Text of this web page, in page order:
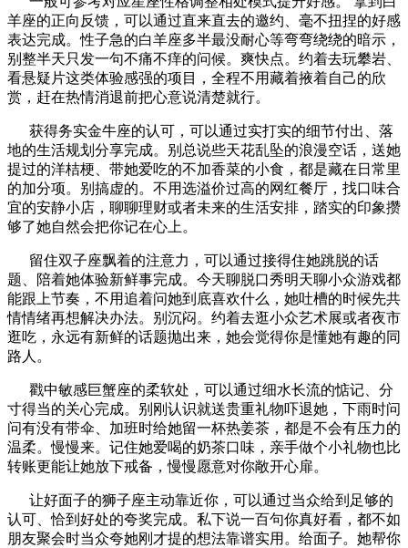
羊座的正向反馈，可以通过直来直去的邀约、毫不扭捏的好感
表达完成。性子急的白羊座多半最没耐心等弯弯绕绕的暗示，
别整半天只发一句不痛不痒的问候。爽快点。约着去玩攀岩、
看悬疑片这类体验感强的项目，全程不用藏着掖着自己的欣
赏，赶在热情消退前把心意说清楚就行。
获得务实金牛座的认可，可以通过实打实的细节付出、落
地的生活规划分享完成。别总说些天花乱坠的浪漫空话，送她
提过的洋桔梗、带她爱吃的不加香菜的小食，都是藏在日常里
的加分项。别搞虚的。不用选溢价过高的网红餐厅，找口味合
宜的安静小店，聊聊理财或者未来的生活安排，踏实的印象攒
够了她自然会把你记在心上。
留住双子座飘着的注意力，可以通过接得住她跳脱的话
题、陪着她体验新鲜事完成。今天聊脱口秀明天聊小众游戏都
能跟上节奏，不用追着问她到底喜欢什么，她吐槽的时候先共
情情绪再想解决办法。别沉闷。约着去逛小众艺术展或者夜市
逛吃，永远有新鲜的话题抛出来，她会觉得你是懂她有趣的同
路人。
戳中敏感巨蟹座的柔软处，可以通过细水长流的惦记、分
寸得当的关心完成。别刚认识就送贵重礼物吓退她，下雨时问
问有没有带伞、加班时给她留一杯热姜茶，都是不会有压力的
温柔。慢慢来。记住她爱喝的奶茶口味，亲手做个小礼物也比
转账更能让她放下戒备，慢慢愿意对你敞开心扉。
让好面子的狮子座主动靠近你，可以通过当众给到足够的
认可、恰到好处的夸奖完成。私下说一百句你真好看，都不如
朋友聚会时当众夸她刚才提的想法靠谱实用。给面子。她帮你